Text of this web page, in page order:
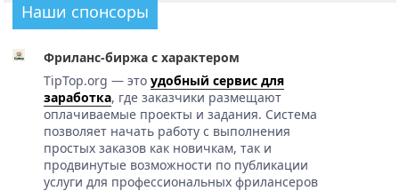
Наши спонсоры
Фриланс-биржа с характером
TipTop.org — это удобный сервис для
заработка, где заказчики размещают
оплачиваемые проекты и задания. Система
позволяет начать работу с выполнения
простых заказов как новичкам, так и
продвинутые возможности по публикации
услуги для профессиональных фрилансеров